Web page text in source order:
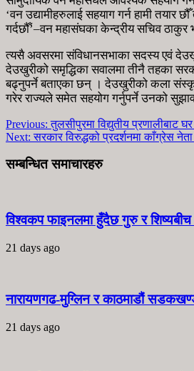
‘वन उद्यामीहरुलाई सहयाग गर्न हामी तयार
गर्दछौँ’–वन महासंघका केन्द्रीय सचिव ठाकुर
त्यसै अवसरमा संविधानसभाका सदस्य एवं
देउखुरीको समृद्धिका सवालमा तीनै तहका
बढ्नुपर्ने बताएका छन् । देउखुरीको कला
गरेर राज्यले समेत सहयोग गर्नुपर्ने उनको
Previous: तुलसीपुरमा विद्युतीय प्रणालीबाट
Next: सरकार विरुद्धको प्रदर्शनमा काँग्रेस
सम्बन्धित समाचारहरु
विश्वकप फाइनलमा हुँदैछ गुरु र
21 days ago
नारायणगढ-मुग्लिन र काठमाडौं
21 days ago